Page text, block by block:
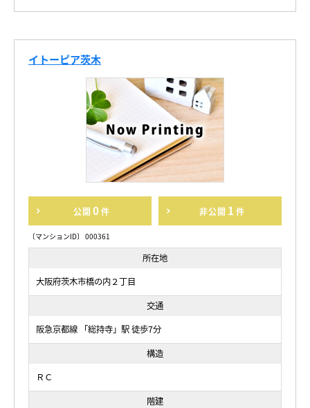
イトーピア茨木
公開 0件 非公開 1 件
〔マンションID〕 000361
所在地
大阪府茨木市橋の内２丁目
交通
阪急京都線 「総持寺」駅 徒歩7分
構造
ＲＣ
階建